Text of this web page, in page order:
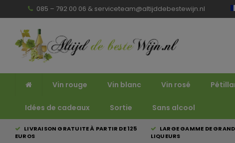
085 – 792 00 06 & serviceteam@altijddebestewijn.nl
Vin rouge Vin blanc Vin rosé
Idées de cadeaux Sortie Sans alcool
LIVRAISON GRATUITE À PARTIR DE 125
EUROS
LARGE GAMME DE
LIQUEURS